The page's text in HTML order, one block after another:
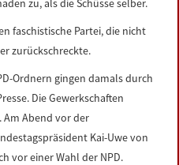
zu, als die Schüsse selber.
faschistische Partei, die nicht
zurückschreckte.
Ordnern gingen damals durch
Die Gewerkschaften
Am Abend vor der
Kai-Uwe von
vor einer Wahl der NPD.